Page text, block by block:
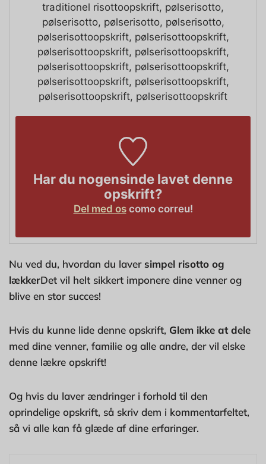
traditionel risottoopskrift, pølserisotto,
pølserisotto, pølserisotto, pølserisotto,
pølserisottoopskrift, pølserisottoopskrift,
pølserisottoopskrift, pølserisottoopskrift,
pølserisottoopskrift, pølserisottoopskrift,
pølserisottoopskrift, pølserisottoopskrift,
pølserisottoopskrift, pølserisottoopskrift
Har du nogensinde lavet denne
opskrift?
Del med oscomo correu!
Nu ved du, hvordan du laver simpel risotto og
lækkerDet vil helt sikkert imponere dine venner og
blive en stor succes!
Hvis du kunne lide denne opskrift, Glem ikke at dele
med dine venner, familie og alle andre, der vil elske
denne lækre opskrift!
Og hvis du laver ændringer i forhold til den
oprindelige opskrift, så skriv dem i kommentarfeltet,
så vi alle kan få glæde af dine erfaringer.